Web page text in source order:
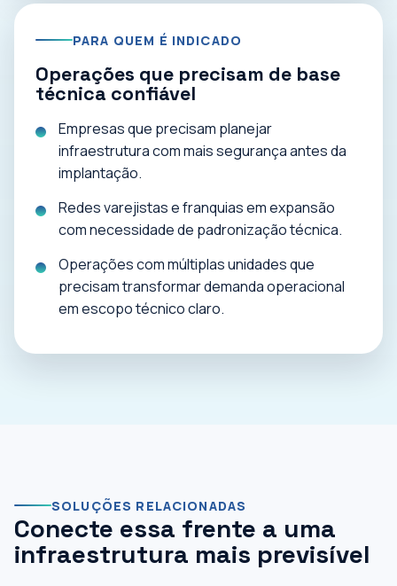
PARA QUEM É INDICADO
Operações que precisam de base
técnica confiável
Empresas que precisam planejar
infraestrutura com mais segurança antes da
implantação.
Redes varejistas e franquias em expansão
com necessidade de padronização técnica.
Operações com múltiplas unidades que
precisam transformar demanda operacional
em escopo técnico claro.
SOLUÇÕES RELACIONADAS
Conecte essa frente a uma
infraestrutura mais previsível